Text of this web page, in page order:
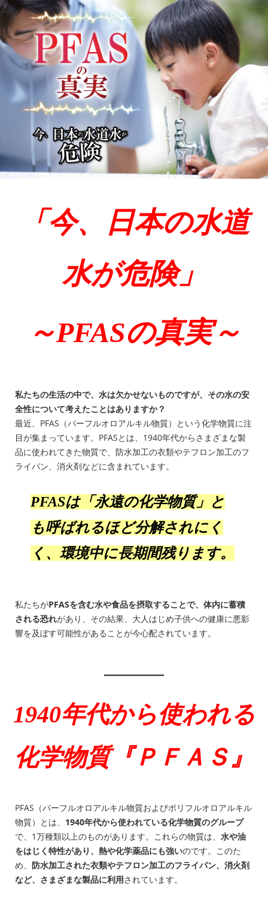
「今、日本の水道
水が危険」
～PFASの真実～
私たちの生活の中で、水は欠かせないものですが、その水の安
全性について考えたことはありますか？
最近、PFAS（パーフルオロアルキル物質）という化学物質に注
目が集まっています。PFASとは、1940年代からさまざまな製
品に使われてきた物質で、防水加工の衣類やテフロン加工のフ
ライパン、消火剤などに含まれています。
PFASは「永遠の化学物質」と
も呼ばれるほど分解されにく
く、環境中に長期間残ります。
私たちがPFASを含む水や食品を摂取することで、体内に蓄積
される恐れがあり、その結果、大人はじめ子供への健康に悪影
響を及ぼす可能性があることが今心配されています。
1940年代から使われる
化学物質『ＰＦＡＳ』
PFAS（パーフルオロアルキル物質およびポリフルオロアルキル
物質）とは、 1940年代から使われている化学物質のグループ
で、1万種類以上のものがあります。これらの物質は、 水や油
をはじく特性があり、熱や化学薬品にも強いのです。このた
め、 防水加工された衣類やテフロン加工のフライパン、消火剤
など、さまざまな製品に利用されています。